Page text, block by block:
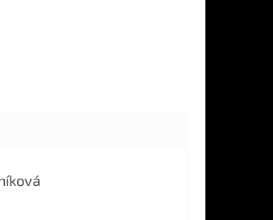
je 5 z 5 hviezdičiek.